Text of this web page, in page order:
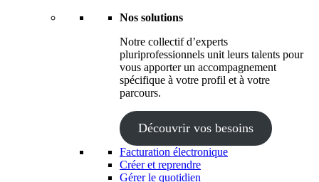
Nos solutions
Notre collectif d’experts
pluriprofessionnels unit leurs talents pour
vous apporter un accompagnement
spécifique à votre profil et à votre
parcours.
Découvrir vos besoins
Facturation électronique
Créer et reprendre
Gérer le quotidien